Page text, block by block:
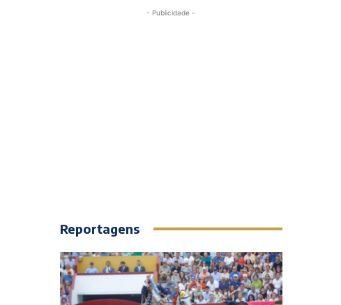
- Publicidade -
Reportagens